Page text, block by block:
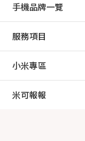
手機品牌一覽
服務項目
小米專區
米可報報